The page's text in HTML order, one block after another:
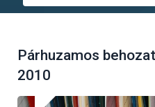
Párhuzamos
2010